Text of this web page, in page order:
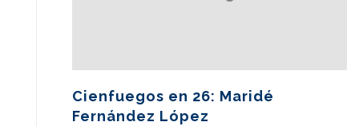
Cienfuegos en 26: Maridé
Fernández López